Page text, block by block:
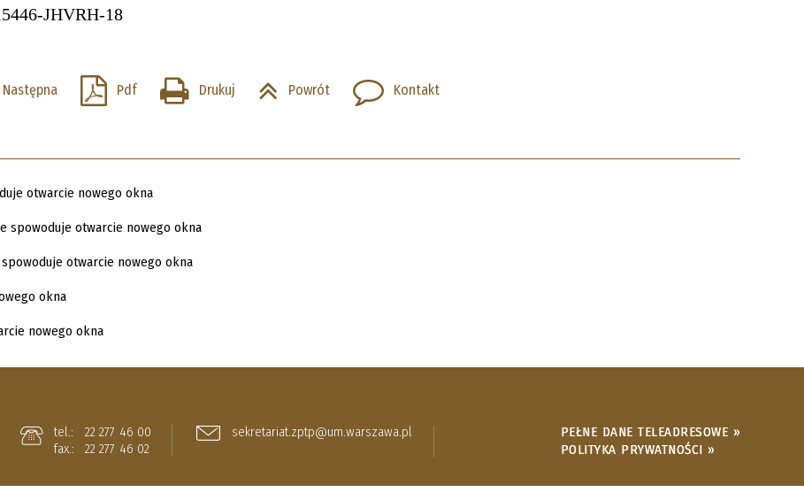
JHVRH-18
Następna Pdf Drukuj Powrót Kontakt
tel.:
22 277 46 00
fax.:
22 277 46 02
sekretariat.zptp@um.warszawa.pl
PEŁNE DANE TELEADRESOWE »
POLITYKA PRYWATNOŚCI »